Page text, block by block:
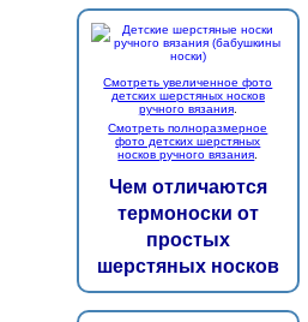
Смотреть увеличенное фото
детских шерстяных носков
ручного вязания.
Смотреть полноразмерное
фото детских шерстяных
носков ручного вязания.
Чем отличаются
термоноски от
простых
шерстяных носков